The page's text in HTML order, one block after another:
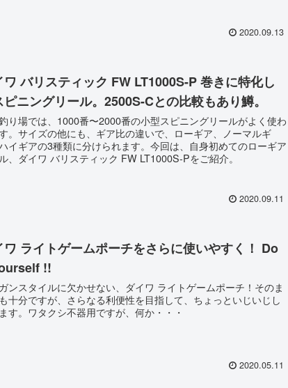
2020.09.13
ワ バリスティック FW LT1000S-P 巻きに特化し
ピニングリール。2500S-Cとの比較もあり鱒。
り場では、1000番〜2000番の小型スピニングリールがよく使わ
。サイズの他にも、ギア比の違いで、ローギア、ノーマルギ
イギアの3種類に分けられます。今回は、自身初めてのローギア
、ダイワ バリスティック FW LT1000S-Pをご紹介。
2020.09.11
ワ ライトゲームポーチをさらに使いやすく！ Do
!!
ンスタイルに欠かせない、ダイワ ライトゲームポーチ！そのま
十分ですが、さらなる利便性を目指して、ちょっといじいじし
す。ワタクシ不器用ですが、何か・・・
2020.05.11